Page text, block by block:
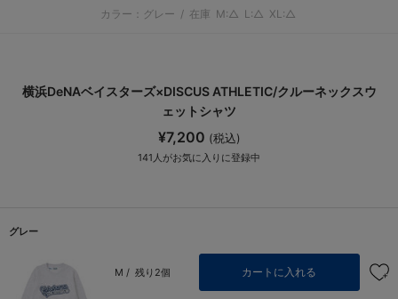
カラー：グレー / 在庫 M:△ L:△ XL:△
横浜DeNAベイスターズ×DISCUS ATHLETIC/クルーネックスウ
ェットシャツ
¥7,200 (税込)
141 人がお気に入りに登録中
グレー
M / 残り2個 カートに入れる